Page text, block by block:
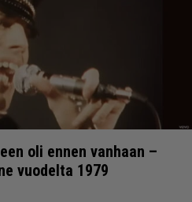
oli ennen vanhaan –
vuodelta 1979